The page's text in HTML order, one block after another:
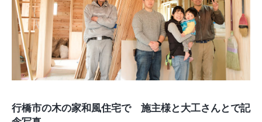
行橋市の木の家和風住宅で 施主様と大工さんとで記